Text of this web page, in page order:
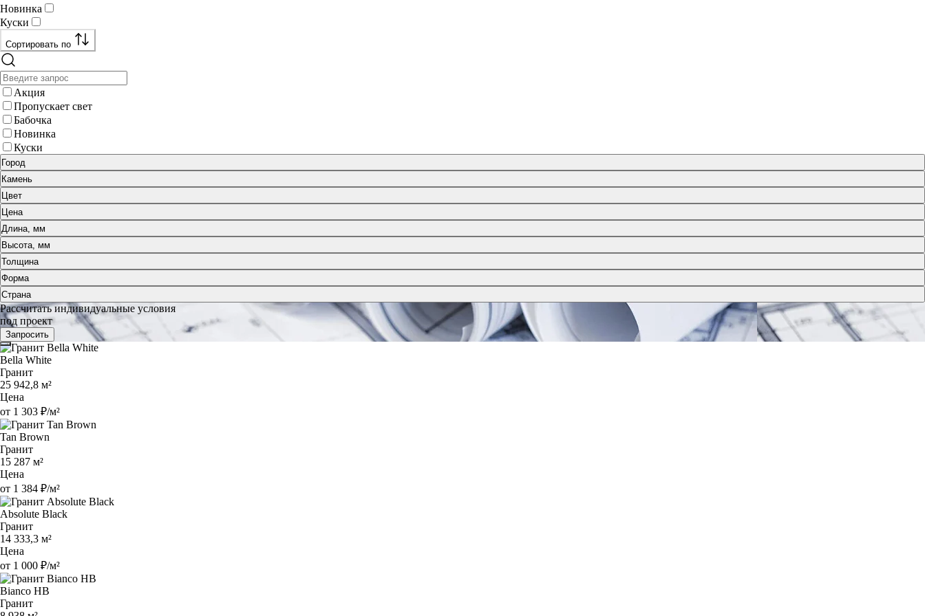
Новинка
Куски
Сортировать по
Акция
Пропускает свет
Бабочка
Новинка
Куски
Город
Камень
Цвет
Цена
Длина, мм
Высота, мм
Толщина
Форма
Страна
Рассчитать индивидуальные условия
под проект
Запросить
Bella White
Гранит
25 942,8 м²
Цена
от 1 303 ₽/м²
Tan Brown
Гранит
15 287 м²
Цена
от 1 384 ₽/м²
Absolute Black
Гранит
14 333,3 м²
Цена
от 1 000 ₽/м²
Bianco HB
Гранит